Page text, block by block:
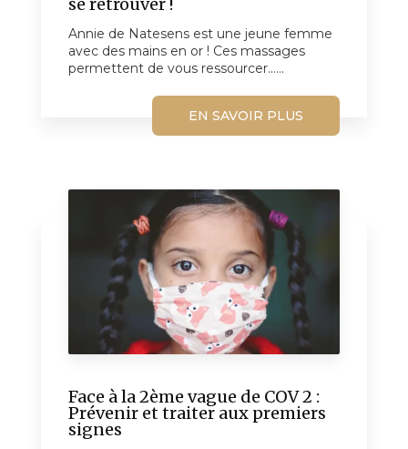
Annie de Natesens est une jeune femme
avec des mains en or ! Ces massages
permettent de vous ressourcer......
EN SAVOIR PLUS
Face à la 2ème vague de COV 2 :
Prévenir et traiter aux premiers
signes